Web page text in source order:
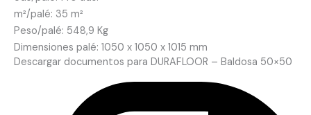
m²/palé: 35 m²
Peso/palé: 548,9 Kg
Dimensiones palé: 1050 x 1050 x 1015 mm
Descargar documentos para DURAFLOOR – Baldosa 50×50